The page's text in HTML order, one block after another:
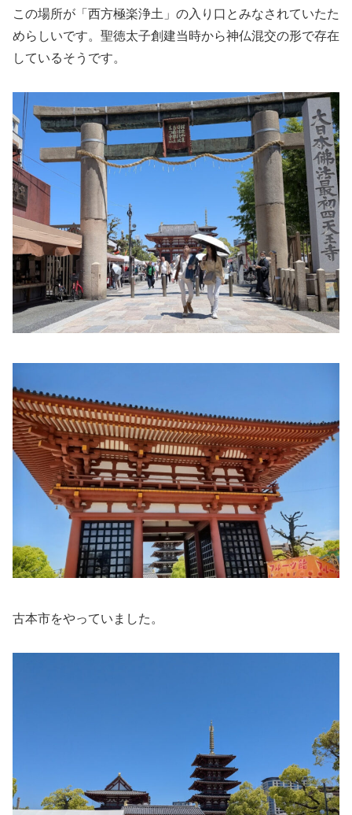
この場所が「西方極楽浄土」の入り口とみなされていたた
めらしいです。聖徳太子創建当時から神仏混交の形で存在
しているそうです。
古本市をやっていました。